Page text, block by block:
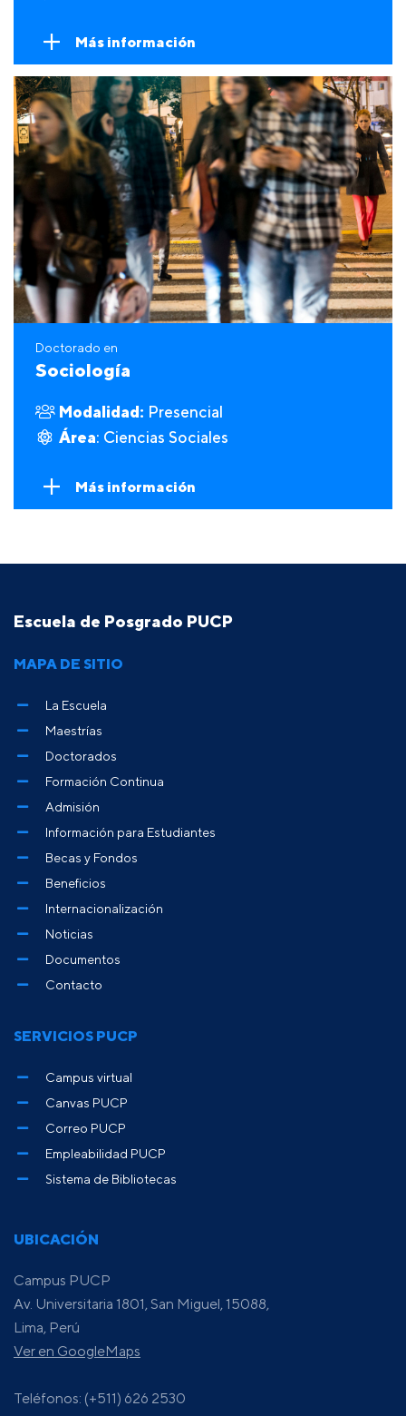
Más información
Doctorado en
Sociología
Modalidad: Presencial
Área: Ciencias Sociales
Más información
Escuela de Posgrado PUCP
UBICACIÓN
Campus PUCP
Av. Universitaria 1801, San Miguel, 15088,
Lima, Perú
Ver en GoogleMaps
Teléfonos: (+511) 626 2530
MAPA DE SITIO
La Escuela
Maestrías
Doctorados
Formación Continua
Admisión
Información para Estudiantes
Becas y Fondos
Beneficios
Internacionalización
Noticias
Documentos
Contacto
SERVICIOS PUCP
Campus virtual
Canvas PUCP
Correo PUCP
Empleabilidad PUCP
Sistema de Bibliotecas